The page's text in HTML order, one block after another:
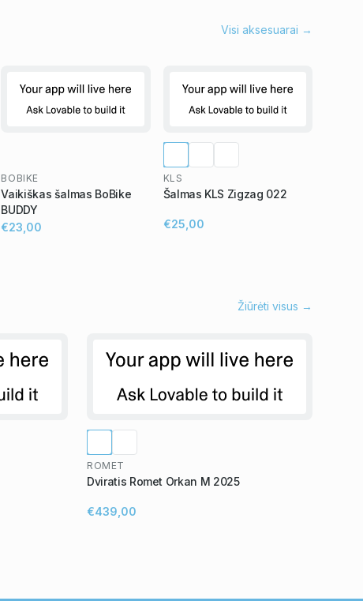
Visi aksesuarai →
BOBIKE
Vaikiškas šalmas BoBike
BUDDY
€23,00
KLS
Šalmas KLS Zigzag 022
€25,00
Žiūrėti visus →
ROMET
Dviratis Romet Orkan M 2025
€439,00